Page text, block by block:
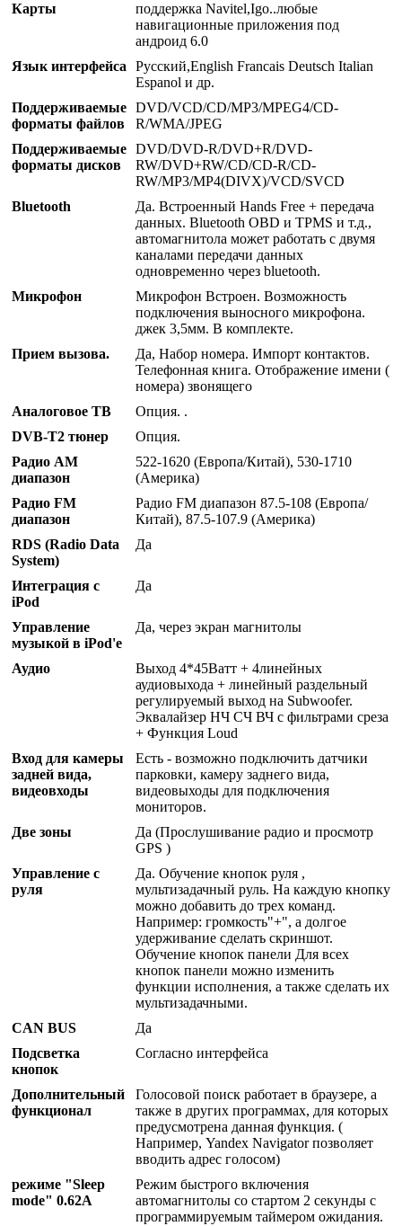
Карты
поддержка Navitel,Igo..любые
навигационные приложения под
андроид 6.0
Язык интерфейса
Русский,English Francais Deutsch Italian
Espanol и др.
Поддерживаемые
форматы файлов
DVD/VCD/CD/MP3/MPEG4/CD-
R/WMA/JPEG
Поддерживаемые
форматы дисков
DVD/DVD-R/DVD+R/DVD-
RW/DVD+RW/CD/CD-R/CD-
RW/MP3/MP4(DIVX)/VCD/SVCD
Bluetooth
Да. Встроенный Hands Free + передача
данных. Bluetooth OBD и TPMS и т.д.,
автомагнитола может работать с двумя
каналами передачи данных
одновременно через bluetooth.
Микрофон
Микрофон Встроен. Возможность
подключения выносного микрофона.
джек 3,5мм. В комплекте.
Прием вызова.
Да, Набор номера. Импорт контактов.
Телефонная книга. Отображение имени (
номера) звонящего
Аналоговое ТВ
Опция. .
DVB-T2 тюнер
Опция.
Радио AM
диапазон
522-1620 (Европа/Китай), 530-1710
(Америка)
Радио FM
диапазон
Радио FM диапазон 87.5-108 (Европа/
Китай), 87.5-107.9 (Америка)
RDS (Radio Data
System)
Да
Интеграция с
iPod
Да
Управление
музыкой в iPod'е
Да, через экран магнитолы
Аудио
Выход 4*45Ватт + 4линейных
аудиовыхода + линейный раздельный
регулируемый выход на Subwoofer.
Эквалайзер НЧ СЧ ВЧ с фильтрами среза
+ Функция Loud
Вход для камеры
задней вида,
видеовходы
Есть - возможно подключить датчики
парковки, камеру заднего вида,
видеовыходы для подключения
мониторов.
Две зоны
Да (Прослушивание радио и просмотр
GPS )
Управление с
руля
Да. Обучение кнопок руля ,
мультизадачный руль. На каждую кнопку
можно добавить до трех команд.
Например: громкость"+", а долгое
удерживание сделать скриншот.
Обучение кнопок панели Для всех
кнопок панели можно изменить
функции исполнения, а также сделать их
мультизадачными.
CAN BUS
Да
Подсветка
кнопок
Согласно интерфейса
Дополнительный
функционал
Голосовой поиск работает в браузере, а
также в других программах, для которых
предусмотрена данная функция. (
Например, Yandex Navigator позволяет
вводить адрес голосом)
режиме "Sleep
mode" 0.62A
Режим быстрого включения
автомагнитолы со стартом 2 секунды с
программируемым таймером ожидания.